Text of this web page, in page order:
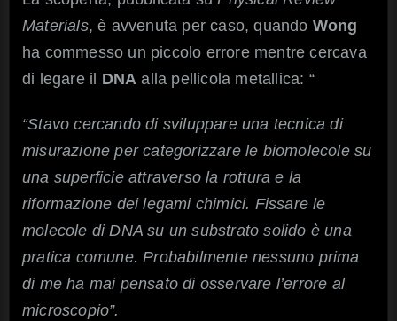
Materials, è avvenuta per caso, quando Wong
ha commesso un piccolo errore mentre cercava
di legare il DNA alla pellicola metallica: “
“Stavo cercando di sviluppare una tecnica di
misurazione per categorizzare le biomolecole su
una superficie attraverso la rottura e la
riformazione dei legami chimici. Fissare le
molecole di DNA su un substrato solido è una
pratica comune. Probabilmente nessuno prima
di me ha mai pensato di osservare l’errore al
microscopio”.